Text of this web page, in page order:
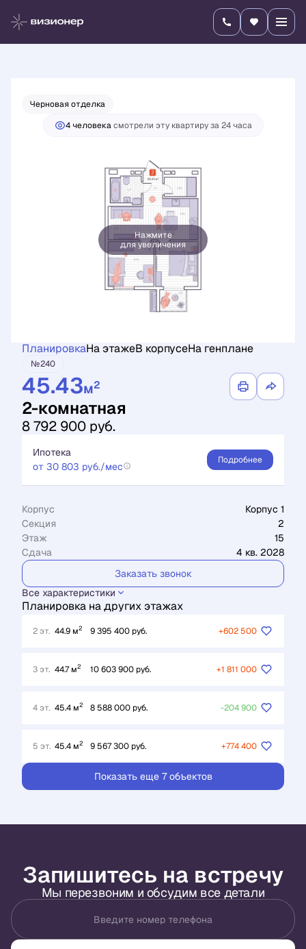
2-комнатная 8 792 900 руб.
Ипотека от 30 803 руб./мес.
Черновая отделка
4 человекaсмотрели эту квартиру за 24 часа
Нажмите
для увеличения
ПланировкаНа этажеВ корпусеНа генплане
№240
45.43м2
2-комнатная
8 792 900 руб.
Ипотека
от 30 803 руб./мес
Подробнее
Корпус
Корпус 1
Секция
2
Этаж
15
Сдача
4 кв. 2028
Заказать звонок
Все характеристики
Планировка на других этажах
2 эт. 44.9 м2 9 395 400 руб. +602 500
3 эт. 44.7 м2 10 603 900 руб. +1 811 000
4 эт. 45.4 м2 8 588 000 руб. -204 900
5 эт. 45.4 м2 9 567 300 руб. +774 400
Показать еще 7 объектов
Запишитесь на встречу
Мы перезвоним и обсудим все детали
Введите номер телефона